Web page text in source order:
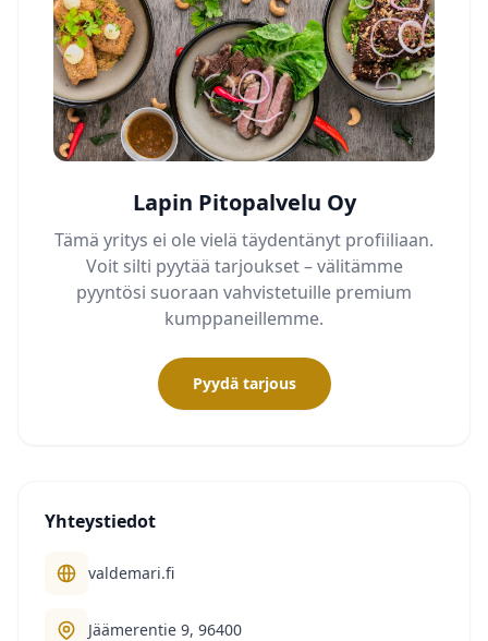
Lapin Pitopalvelu Oy
Tämä yritys ei ole vielä täydentänyt profiiliaan.
Voit silti pyytää tarjoukset – välitämme
pyyntösi suoraan vahvistetuille premium
kumppaneillemme.
Pyydä tarjous
Yhteystiedot
valdemari.fi
Jäämerentie 9, 96400